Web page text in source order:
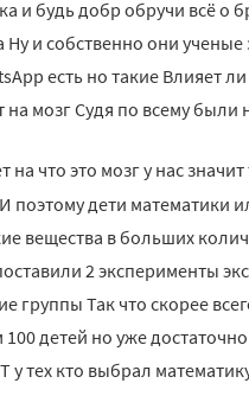
и будь добр обручи всё о
Ну и собственно они
есть но такие Влияет
на мозг Судя по всему
на что это мозг у нас
поэтому дети математики
вещества в больших
2 эксперименты
группы Так что скорее
100 детей но уже
тех кто выбрал